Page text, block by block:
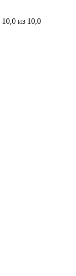
10,0 из 10,0